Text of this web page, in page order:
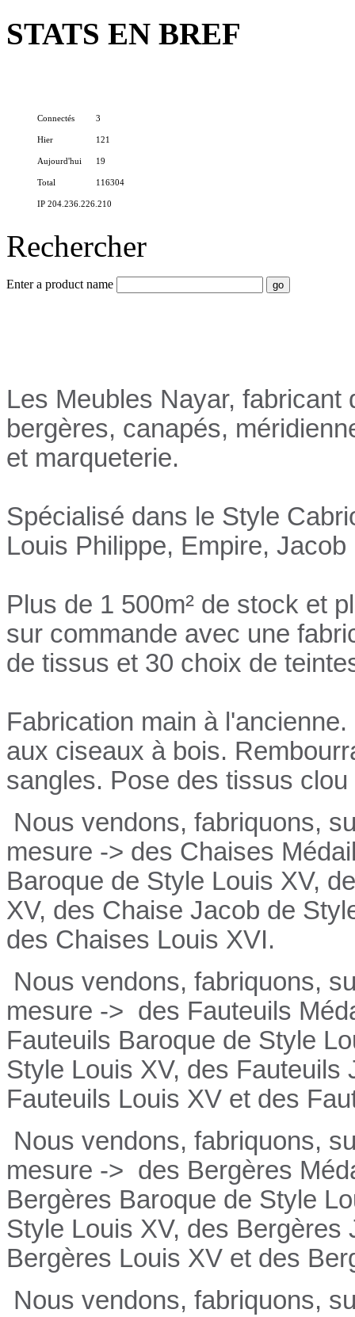
STATS EN BREF
Connectés 3
Hier 121
Aujourd'hui 19
Total 116304
IP 204.236.226.210
Rechercher
Enter a product name
Les Meubles Nayar,
bergères, canapés,
et marqueterie.
Spécialisé dans le Style
Louis Philippe, Empire,
Plus de 1 500m² de stock et
sur commande avec une
de tissus et 30 choix de
Fabrication main à
aux ciseaux à bois.
sangles. Pose des tissus
Nous vendons, fabriquons,
mesure -> des Chaises
Baroque de Style Louis XV,
XV, des Chaise Jacob de
des Chaises Louis XVI.
Nous vendons, fabriquons,
mesure -> des Fauteuils
Fauteuils Baroque de Style
Style Louis XV, des Fauteuils
Fauteuils Louis XV et des
Nous vendons, fabriquons,
mesure -> des Bergères
Bergères Baroque de Style
Style Louis XV, des Bergères
Bergères Louis XV et des
Nous vendons, fabriquons,